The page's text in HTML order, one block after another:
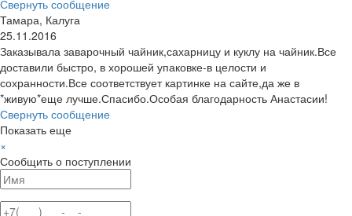
Свернуть сообщение
Тамара, Калуга
25.11.2016
Заказывала заварочный чайник,сахарницу и куклу на чайник.Все
доставили быстро, в хорошей упаковке-в целости и
сохранности.Все соответствует картинке на сайте,да же в
*живую*еще лучше.Спасибо.Особая благодарность Анастасии!
Свернуть сообщение
Показать еще
×
Сообщить о поступлении